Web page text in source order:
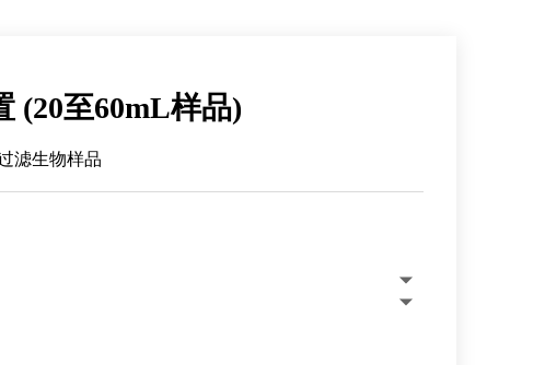
(20至60mL样品)
滤生物样品